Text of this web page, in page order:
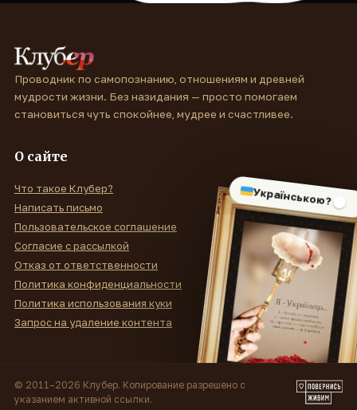
Українською?
Проводник по самопознанию, отношениям и древней
мудрости жизни. Без назидания — просто помогаем
становиться чуть спокойнее, мудрее и счастливее.
О сайте
Что такое Клубер?
Написать письмо
Пользовательское соглашение
Согласие с рассылкой
Отказ от ответственности
Политика конфиденциальности
Политика использования куки
Запрос на удаление контента
© 2011–2026 Клубер. Копирование разрешено с
указанием активной ссылки.